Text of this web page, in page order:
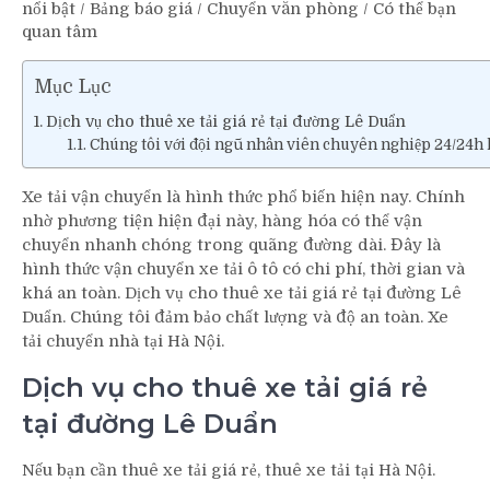
nổi bật / Bảng báo giá / Chuyển văn phòng / Có thể bạn
quan tâm
Mục Lục
Dịch vụ cho thuê xe tải giá rẻ tại đường Lê Duẩn
Chúng tôi với đội ngũ nhân viên chuyên nghiệp 24/24h
Xe tải vận chuyển là hình thức phổ biến hiện nay. Chính
nhờ phương tiện hiện đại này, hàng hóa có thể vận
chuyển nhanh chóng trong quãng đường dài. Đây là
hình thức vận chuyển xe tải ô tô có chi phí, thời gian và
khá an toàn. Dịch vụ cho thuê xe tải giá rẻ tại đường Lê
Duẩn. Chúng tôi đảm bảo chất lượng và độ an toàn. Xe
tải chuyển nhà tại Hà Nội.
Dịch vụ cho thuê xe tải giá rẻ
tại đường Lê Duẩn
Nếu bạn cần thuê xe tải giá rẻ, thuê xe tải tại Hà Nội.